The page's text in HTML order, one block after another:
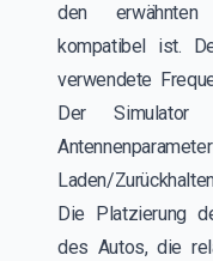
den erwähnten
kompatibel ist.
verwendete
Der
Laden/
Die Platzierung
des Autos, die